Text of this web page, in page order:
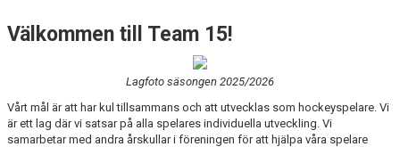
KONTAKT
Välkommen till Team 15!
Lagfoto säsongen 2025/2026
Vårt mål är att har kul tillsammans och att utvecklas som hockeyspelare. Vi
är ett lag där vi satsar på alla spelares individuella utveckling. Vi
samarbetar med andra årskullar i föreningen för att hjälpa våra spelare